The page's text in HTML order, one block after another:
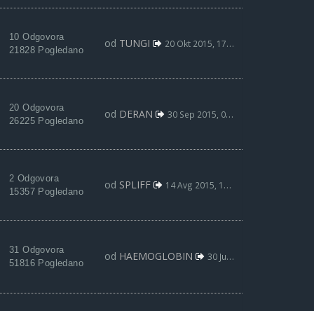
10 Odgovora
21828 Pogledano
od TUNGI 20 Okt 2015, 17:54
20 Odgovora
26225 Pogledano
od DERAN 30 Sep 2015, 03:54
2 Odgovora
15357 Pogledano
od SPLIFF 14 Avg 2015, 11:53
31 Odgovora
51816 Pogledano
od HAEMOGLOBIN 30 Jul 2015, 15:13